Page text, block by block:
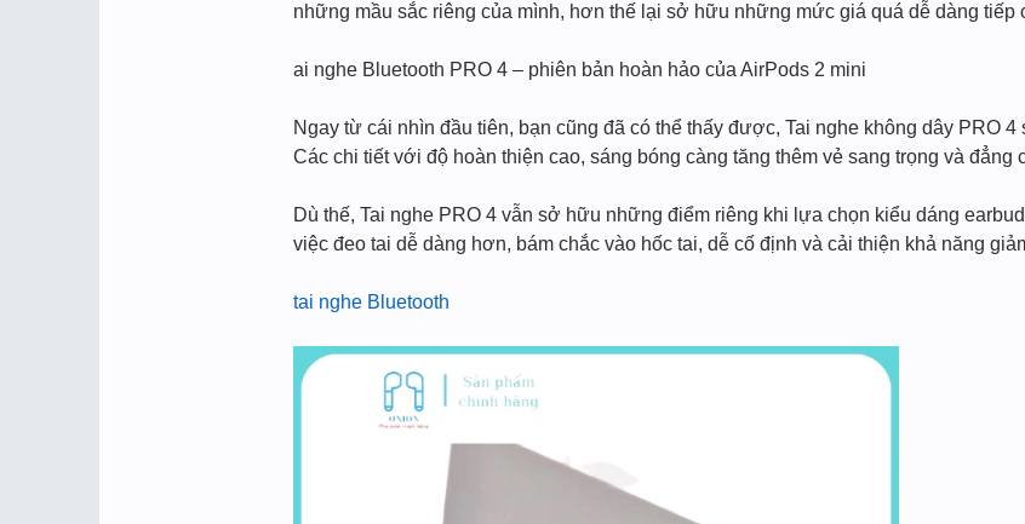
những mầu sắc riêng của mình, hơn thế lại sở hữu những mức giá quá dễ dàng tiếp
ai nghe Bluetooth PRO 4 – phiên bản hoàn hảo của AirPods 2 mini
Ngay từ cái nhìn đầu tiên, bạn cũng đã có thể thấy được, Tai nghe không dây PRO
Các chi tiết với độ hoàn thiện cao, sáng bóng càng tăng thêm vẻ sang trọng và đẳng
Dù thế, Tai nghe PRO 4 vẫn sở hữu những điểm riêng khi lựa chọn kiểu dáng
việc đeo tai dễ dàng hơn, bám chắc vào hốc tai, dễ cố định và cải thiện khả năng
tai nghe Bluetooth